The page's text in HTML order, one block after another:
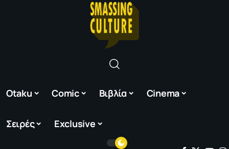
Otaku Comic Βιβλία Cinema
Σειρές Exclusive